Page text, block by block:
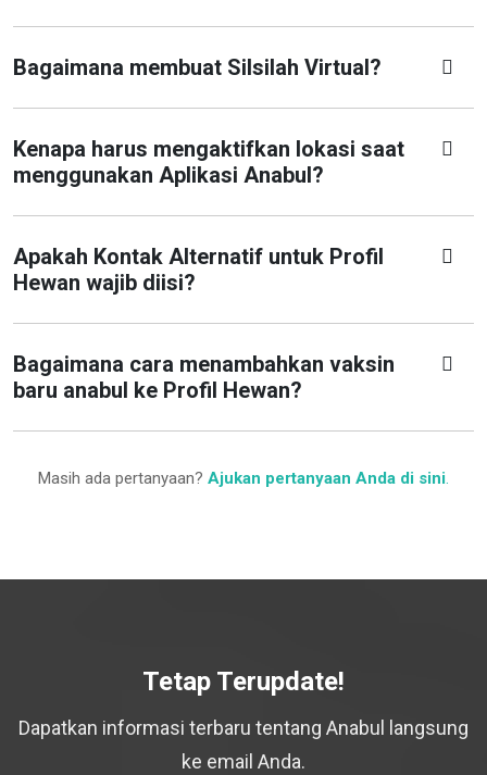
Bagaimana membuat Silsilah Virtual?
Kenapa harus mengaktifkan lokasi saat
menggunakan Aplikasi Anabul?
Apakah Kontak Alternatif untuk Profil
Hewan wajib diisi?
Bagaimana cara menambahkan vaksin
baru anabul ke Profil Hewan?
Masih ada pertanyaan? Ajukan pertanyaan Anda di sini.
Tetap Terupdate!
Dapatkan informasi terbaru tentang Anabul langsung
ke email Anda.